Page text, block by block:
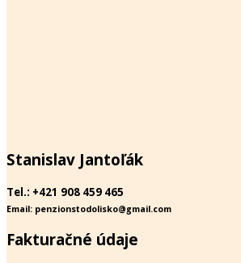
Stanislav Jantoľák
Tel.: +421 908 459 465
Email: penzionstodolisko@gmail.com
Fakturačné údaje